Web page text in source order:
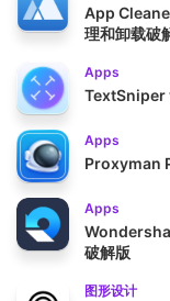
App
理和卸载破
Apps
TextSniper
Apps
Proxyman
Apps
破解版
图形设计